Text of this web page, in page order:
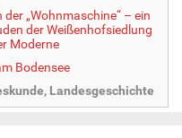
„Wohnmaschine“ – ein
der Weißenhofsiedlung
Moderne
Bodensee
Landesgeschichte